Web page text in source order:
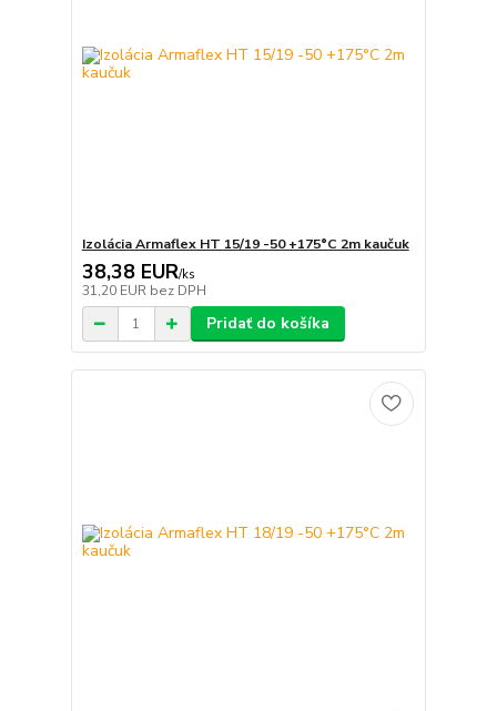
Izolácia Armaflex HT 15/19 -50 +175°C 2m kaučuk
38,38 EUR/ks
31,20 EUR bez DPH
Pridať do košíka